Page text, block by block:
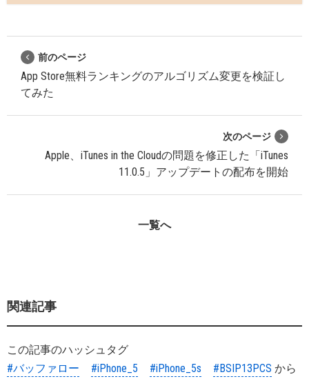
前のページ
App Store無料ランキングのアルゴリズム変更を検証し
てみた
次のページ
Apple、iTunes in the Cloudの問題を修正した「iTunes
11.0.5」アップデートの配布を開始
一覧へ
関連記事
この記事のハッシュタグ
#バッファロー
#iPhone_5 #iPhone_5s #BSIP13PCS から